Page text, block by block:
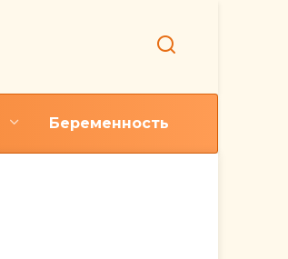
Беременность